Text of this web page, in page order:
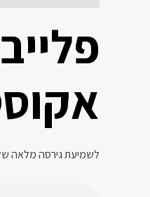
לשמיעת גירסה מלאה